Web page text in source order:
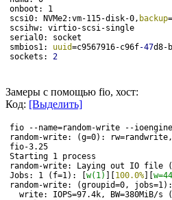
onboot: 1
scsi0: NVMe2:vm-115-disk-0, backup=
scsihw: virtio-scsi-single
serial0: socket
smbios1: uuid=c9567916-c96f-47d8-
sockets: 2
Замеры с помощью fio, хост:
Код: [Выделить]
fio --name=random-write --
random-write: (g=0): rw=randwrite,
fio-3.25
Starting 1 process
random-write: Laying out IO file
Jobs: 1 (f=1): [ w(1) 100.0%
random-write: (groupid=0,
write: IOPS=97.4k, BW=380MiB/s